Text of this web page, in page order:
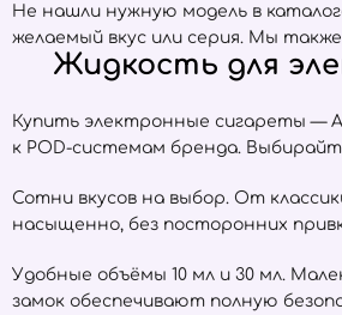
Не нашли нужную модель в
желаемый вкус или серия. Мы
Жидкость для
Купить электронные сигареты —
к POD-системам бренда.
Сотни вкусов на выбор. От
насыщенно, без посторонних
Удобные объёмы 10 мл и 30 мл.
замок обеспечивают полную